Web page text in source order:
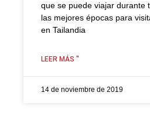
que se puede viajar durante
las mejores épocas para
en Tailandia
LEER MÁS "
14 de noviembre de 2019